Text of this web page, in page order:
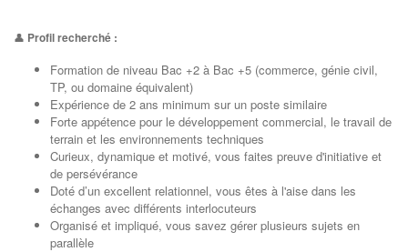
👤 Profil recherché :
Formation de niveau Bac +2 à Bac +5 (commerce, génie civil,
TP, ou domaine équivalent)
Expérience de 2 ans minimum sur un poste similaire
Forte appétence pour le développement commercial, le travail de
terrain et les environnements techniques
Curieux, dynamique et motivé, vous faites preuve d'initiative et
de persévérance
Doté d’un excellent relationnel, vous êtes à l'aise dans les
échanges avec différents interlocuteurs
Organisé et impliqué, vous savez gérer plusieurs sujets en
parallèle